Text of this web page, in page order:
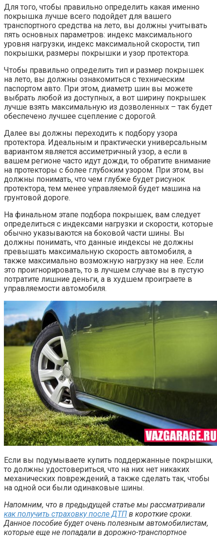
Для того, чтобы правильно определить какая именно
покрышка лучше всего подойдет для вашего
транспортного средства на лето, вы должны учитывать
пять основных параметров: индекс максимального
уровня нагрузки, индекс максимальной скорости, тип
покрышки, размеры покрышки и узор протектора.
Чтобы правильно определить тип и размер покрышек
на лето, вы должны ознакомиться с техническим
паспортом авто. При этом, диаметр шин вы можете
выбрать любой из доступных, а вот ширину покрышек
лучше взять максимальную из дозволенных – так будет
обеспечено лучшее сцепление с дорогой.
Далее вы должны переходить к подбору узора
протектора. Идеальным и практически универсальным
вариантом является ассиметричный узор, а если в
вашем регионе часто идут дожди, то обратите внимание
на протекторы с более глубоким узором. При этом, вы
должны понимать, что чем глубже будет рисунок
протектора, тем менее управляемой будет машина на
грунтовой дороге.
На финальном этапе подбора покрышек, вам следует
определиться с индексами нагрузки и скорости, которые
обычно указываются на боковой части шины. Вы
должны понимать, что данные индексы не должны
превышать максимальную скорость автомобиля, а
также максимально возможную нагрузку на нее. Если
это проигнорировать, то в лучшем случае вы в пустую
потратите лишние деньги, а в худшем проиграете в
управляемости автомобиля.
Если вы подумываете купить поддержанные покрышки,
то должны удостовериться, что на них нет никаких
механических повреждений, а также сделать так, чтобы
на одной оси были одинаковые шины.
Напомним, что в предыдущей статье мы рассматривали
как получить страховку после ДТП в короткие сроки.
Данное пособие будет очень полезным автомобилистам,
которые еще не попадали в дорожно-транспортное